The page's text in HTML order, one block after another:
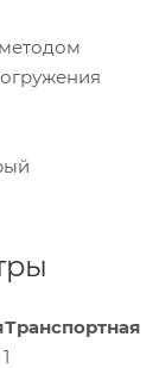
Транспортная
1